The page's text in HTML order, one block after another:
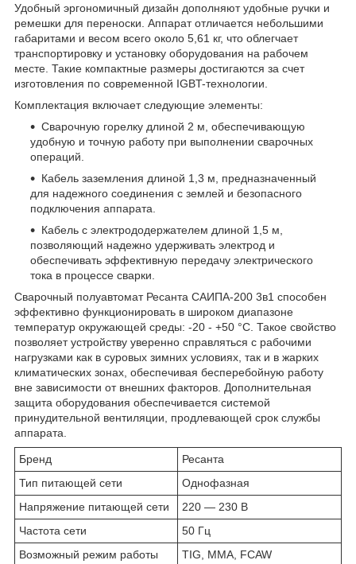
Удобный эргономичный дизайн дополняют удобные ручки и
ремешки для переноски. Аппарат отличается небольшими
габаритами и весом всего около 5,61 кг, что облегчает
транспортировку и установку оборудования на рабочем
месте. Такие компактные размеры достигаются за счет
изготовления по современной IGBT-технологии.
Комплектация включает следующие элементы:
Сварочную горелку длиной 2 м, обеспечивающую
удобную и точную работу при выполнении сварочных
операций.
Кабель заземления длиной 1,3 м, предназначенный
для надежного соединения с землей и безопасного
подключения аппарата.
Кабель с электрододержателем длиной 1,5 м,
позволяющий надежно удерживать электрод и
обеспечивать эффективную передачу электрического
тока в процессе сварки.
Сварочный полуавтомат Ресанта САИПА-200 3в1 способен
эффективно функционировать в широком диапазоне
температур окружающей среды: -20 - +50 °C. Такое свойство
позволяет устройству уверенно справляться с рабочими
нагрузками как в суровых зимних условиях, так и в жарких
климатических зонах, обеспечивая бесперебойную работу
вне зависимости от внешних факторов. Дополнительная
защита оборудования обеспечивается системой
принудительной вентиляции, продлевающей срок службы
аппарата.
Бренд
Ресанта
Тип питающей сети
Однофазная
Напряжение питающей сети
220 — 230 В
Частота сети
50 Гц
Возможный режим работы
TIG, MMA, FCAW